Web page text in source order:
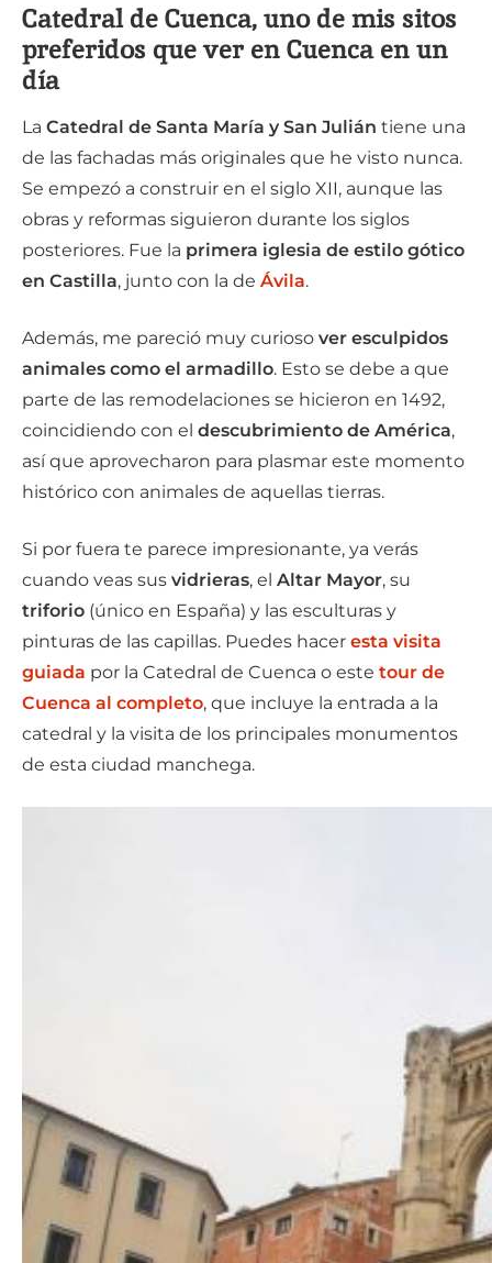
Catedral de Cuenca, uno de mis sitos
preferidos que ver en Cuenca en un
día
La Catedral de Santa María y San Julián tiene una
de las fachadas más originales que he visto nunca.
Se empezó a construir en el siglo XII, aunque las
obras y reformas siguieron durante los siglos
posteriores. Fue la primera iglesia de estilo gótico
en Castilla, junto con la de Ávila.
Además, me pareció muy curioso ver esculpidos
animales como el armadillo. Esto se debe a que
parte de las remodelaciones se hicieron en 1492,
coincidiendo con el descubrimiento de América,
así que aprovecharon para plasmar este momento
histórico con animales de aquellas tierras.
Si por fuera te parece impresionante, ya verás
cuando veas sus vidrieras, el Altar Mayor, su
triforio (único en España) y las esculturas y
pinturas de las capillas. Puedes hacer esta visita
guiada por la Catedral de Cuenca o este tour de
Cuenca al completo, que incluye la entrada a la
catedral y la visita de los principales monumentos
de esta ciudad manchega.